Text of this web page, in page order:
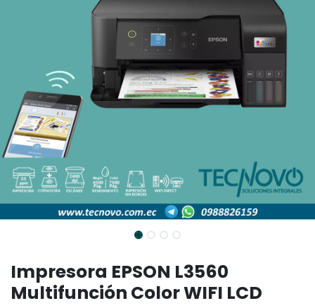
Impresora EPSON L3560
Multifunción Color WIFI LCD